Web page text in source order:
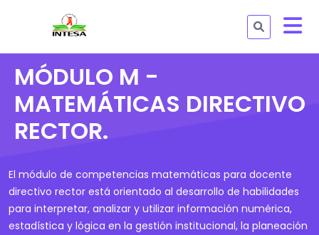
MÓDULO M -
MATEMÁTICAS DIRECTIVO
RECTOR.
El módulo de competencias matemáticas para docente
directivo rector está orientado al desarrollo de habilidades
para interpretar, analizar y utilizar información numérica,
estadística y lógica en la gestión institucional, la planeación